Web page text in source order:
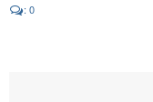
: 0